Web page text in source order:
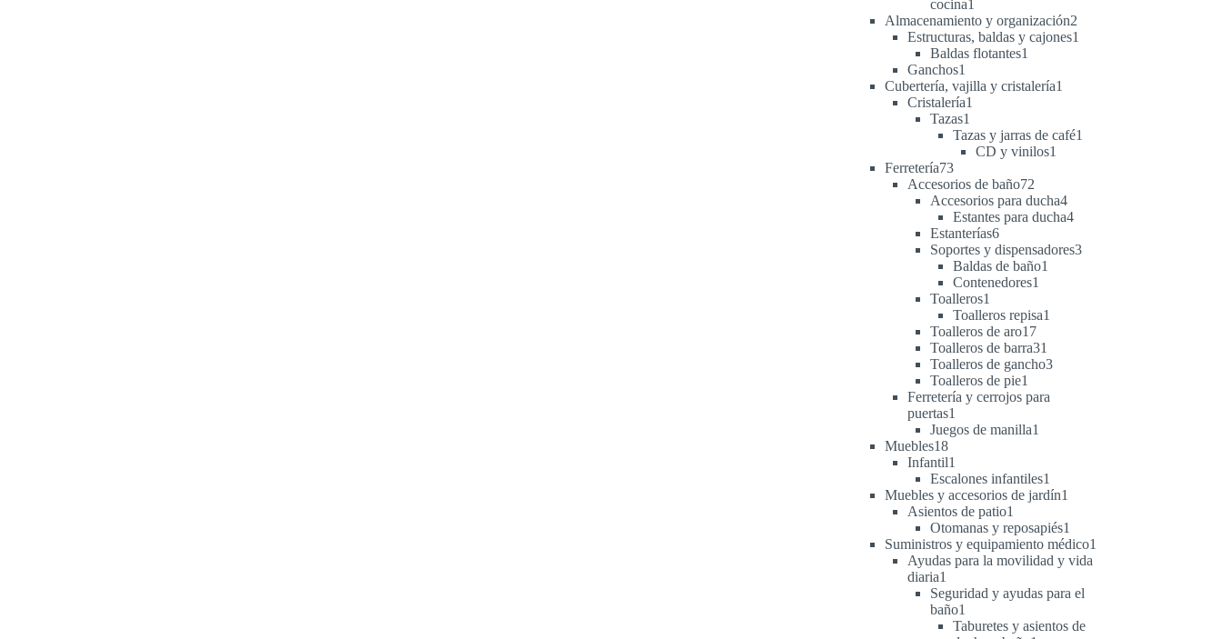
cocina1
producto
Almacenamiento y organización2
Estructuras, baldas y cajones1
Baldas flotantes1
Ganchos1
producto
Cubertería, vajilla y cristalería1
Cristalería1
Tazas1
producto
Tazas y jarras de café1
CD y vinilos1
Ferretería7373
productos
Accesorios de baño72
productos
Accesorios para ducha44
productos
Estantes para ducha44
Estanterías66
productos
Soportes y dispensadores33
Baldas de baño1
Contenedores1
Toalleros1
producto
Toalleros repisa1
Toalleros de aro1717
productos
Toalleros de barra31
productos
Toalleros de gancho33
Toalleros de pie1
producto
Ferretería y cerrojos para
puertas1
producto
Juegos de manilla1
Muebles1818
productos
Infantil1
producto
Escalones infantiles1
producto
Muebles y accesorios de jardín1
Asientos de patio1
producto
Otomanas y reposapiés1
producto
Suministros y equipamiento médico1
Ayudas para la movilidad y vida
diaria1
producto
Seguridad y ayudas para el
baño1
producto
Taburetes y asientos de